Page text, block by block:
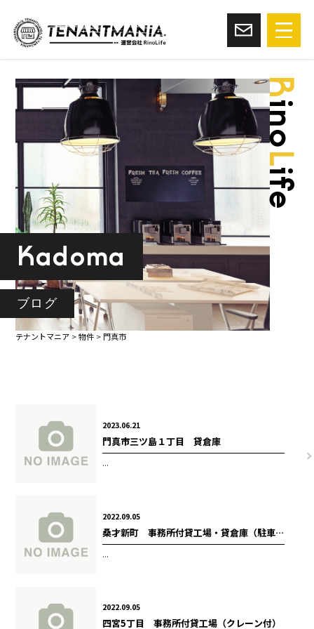
Kadoma
ブログ
R
ino
L
ife
テナントマニア >物件 > 門真市
2023.06.21
門真市三ツ島１丁目 貸倉庫
...
2022.09.05
桑才新町 事務所付貸工場・貸倉庫（駐車
スペース2台あり）
...
2022.09.05
四宮5丁目 事務所付貸工場（クレーン付）